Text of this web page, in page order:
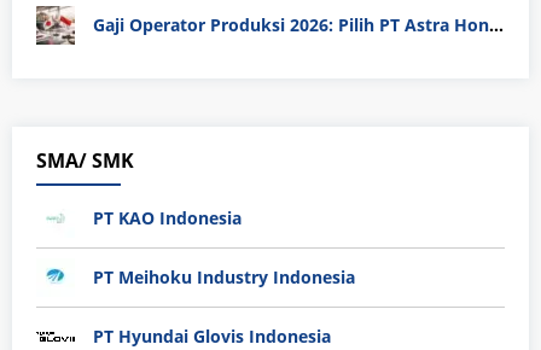
Gaji Operator Produksi 2026: Pilih PT Astra Honda Motor (AHM) atau Manufaktur di Jepang?
SMA/ SMK
PT KAO Indonesia
PT Meihoku Industry Indonesia
PT Hyundai Glovis Indonesia